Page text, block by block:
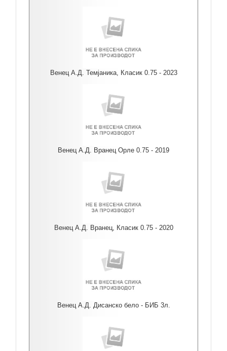
Венец А.Д. Темјаника, Класик 0.75 - 2023
Венец А.Д. Вранец Орле 0.75 - 2019
Венец А.Д. Вранец, Класик 0.75 - 2020
Венец А.Д. Дисанско бело - БИБ 3л.